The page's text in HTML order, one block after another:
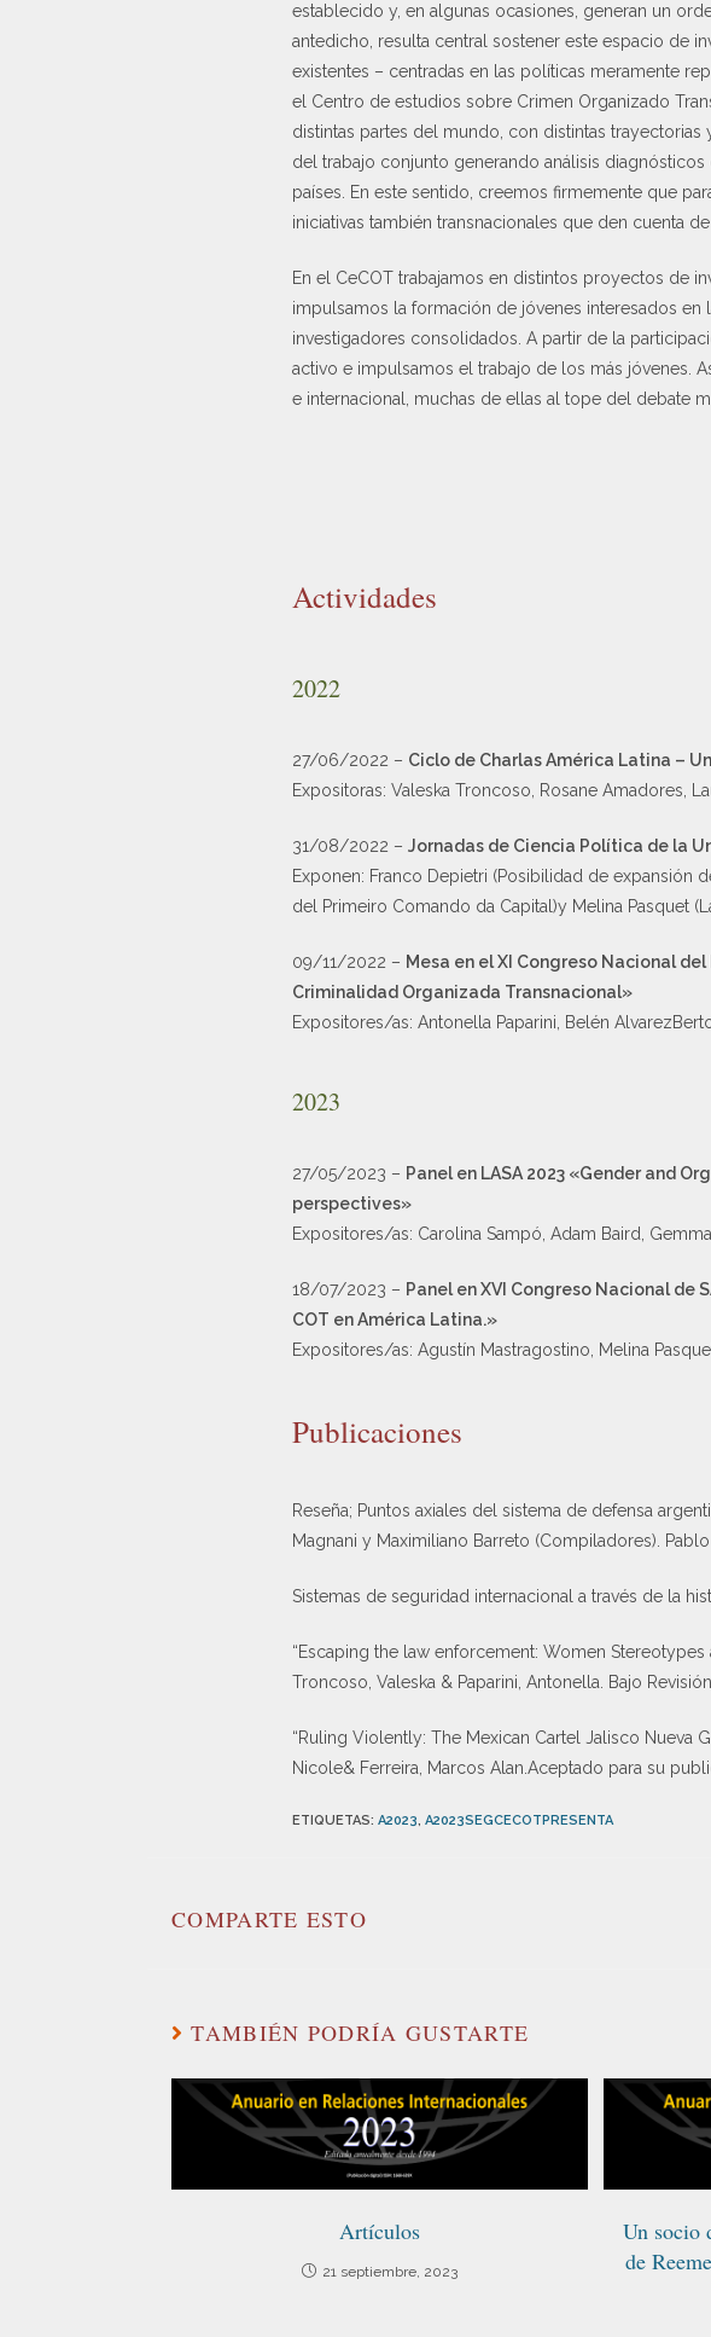
establecido y, en algunas ocasiones, generan un
antedicho, resulta central sostener este espacio de
existentes – centradas en las políticas meramente
el Centro de estudios sobre Crimen Organizado
distintas partes del mundo, con distintas
del trabajo conjunto generando análisis
países. En este sentido, creemos firmemente que
iniciativas también transnacionales que den cuenta
En el CeCOT trabajamos en distintos proyectos de
impulsamos la formación de jóvenes interesados
investigadores consolidados. A partir de la
activo e impulsamos el trabajo de los más jóvenes.
e internacional, muchas de ellas al tope del debate
Actividades
2022
27/06/2022 – Ciclo de Charlas América Latina –
Expositoras: Valeska Troncoso, Rosane Amadores,
31/08/2022 – Jornadas de Ciencia Política de la
Exponen: Franco Depietri (Posibilidad de expansión
del Primeiro Comando da Capital)y Melina Pasquet
09/11/2022 – Mesa en el XI Congreso Nacional
Criminalidad Organizada Transnacional»
Expositores/as: Antonella Paparini, Belén
2023
27/05/2023 – Panel en LASA 2023 «Gender and
perspectives»
Expositores/as: Carolina Sampó, Adam Baird,
18/07/2023 – Panel en XVI Congreso Nacional de
COT en América Latina.»
Expositores/as: Agustín Mastragostino, Melina
Publicaciones
Reseña; Puntos axiales del sistema de defensa
Magnani y Maximiliano Barreto (Compiladores). Pablo
Sistemas de seguridad internacional a través de la
“Escaping the law enforcement: Women
Troncoso, Valeska & Paparini, Antonella. Bajo
“Ruling Violently: The Mexican Cartel Jalisco Nueva
Nicole& Ferreira, Marcos Alan.Aceptado para su
ETIQUETAS: A2023, A2023SEGCECOTPRESENTA
COMPARTE ESTO
TAMBIÉN PODRÍA GUSTARTE
Artículos
21 septiembre, 2023
Un socio
de